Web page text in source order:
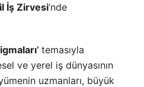
İş Zirvesi’nde
temasıyla
ve yerel iş dünyasının
uzmanları, büyük